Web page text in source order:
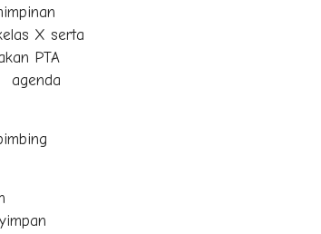
X serta
PTA
agenda